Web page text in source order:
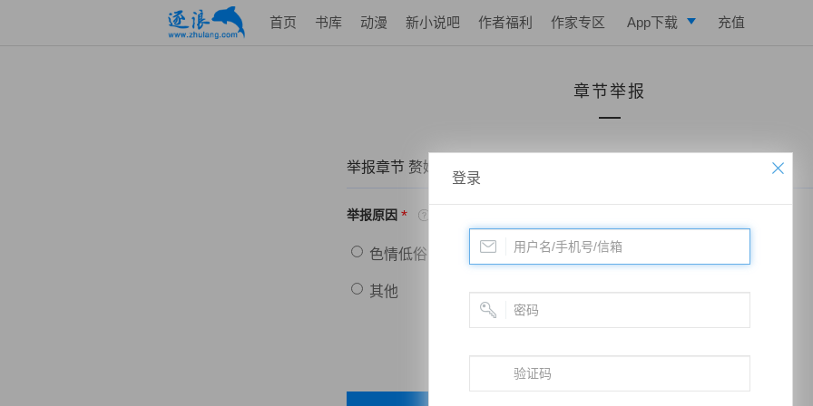
首页 书库 动漫 新小说吧 作者福利 作家专区 App下载
写作助手
充值
章节举报
举报章节 赘婿当道：和老婆荒岛求生的日子——第十一章 哀求
举报原因 *
色情低俗 政治敏感 暴力低俗
其他
登录